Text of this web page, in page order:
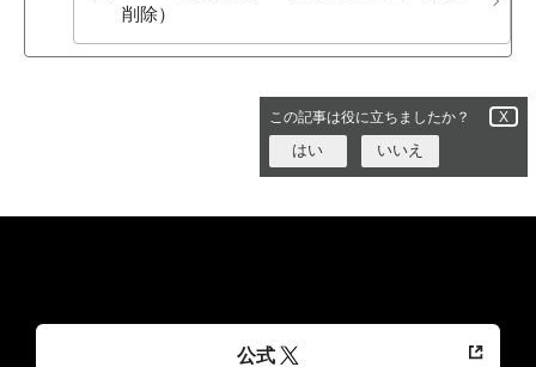
削除）
この記事は役に立ちましたか？ X
はい いいえ
公式